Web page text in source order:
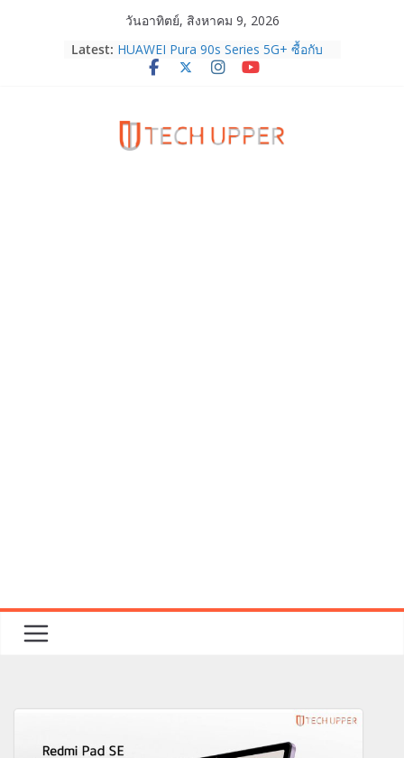
วันอาทิตย์, สิงหาคม 9, 2026
Latest: HUAWEI Pura 90s Series 5G+ ซื้อกับ
True 5G ลดสูงสุด 19,400 บาท พร้อม
TrueVisions ชวนคนไทยส่งใจเชียร์
“เนเน่ รอยัล” บนเวทีโลก ร่วมลุ้นทุก